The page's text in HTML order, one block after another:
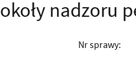
nadzoru
Nr sprawy: